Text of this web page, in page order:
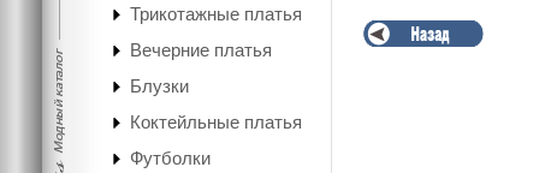
Трикотажные платья
Вечерние платья
Блузки
Коктейльные платья
Футболки